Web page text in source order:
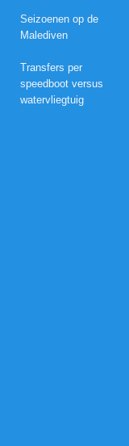
Seizoenen op de
Malediven
Transfers per
speedboot versus
watervliegtuig